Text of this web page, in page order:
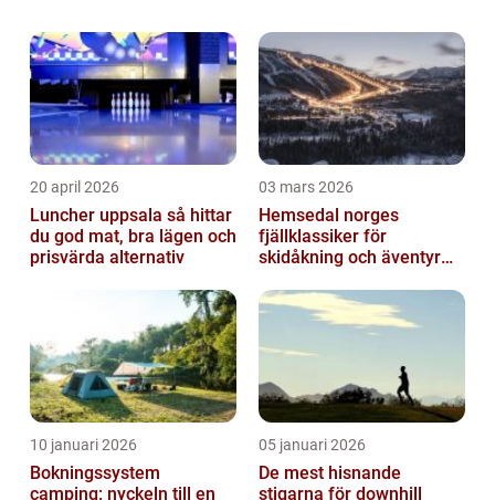
upplevelsejägare att utforska. Med si...
20 april 2026
Luncher uppsala så hittar
du god mat, bra lägen och
prisvärda alternativ
03 mars 2026
Hemsedal norges
fjällklassiker för
skidåkning och äventyr
10 januari 2026
Bokningssystem
camping: nyckeln till en
05 januari 2026
De mest hisnande
stigarna för downhill